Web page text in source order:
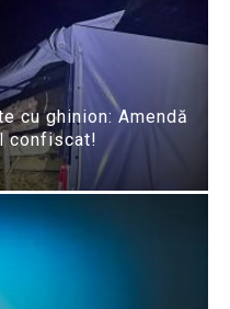
cu ghinion: Amendă
confiscat!